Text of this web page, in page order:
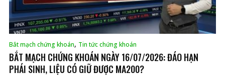
Bắt mạch chứng khoán, Tin tức chứng khoán
BẮT MẠCH CHỨNG KHOÁN NGÀY 16/07/2026: ĐÁO HẠN
PHÁI SINH, LIỆU CÓ GIỮ ĐƯỢC MA200?